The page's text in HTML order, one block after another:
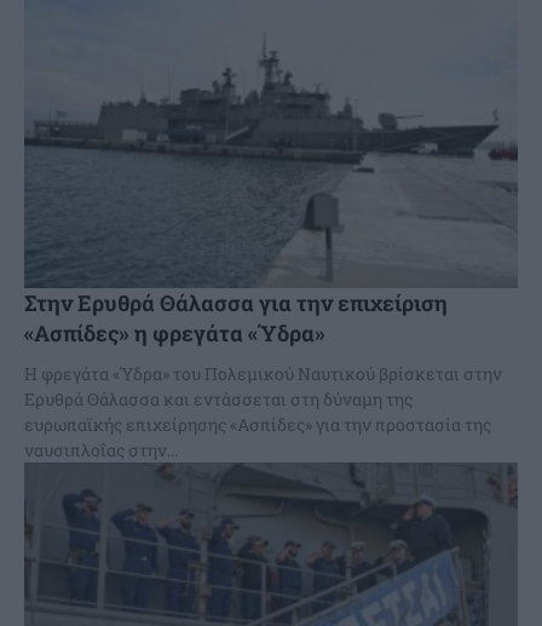
Στην Ερυθρά Θάλασσα για την επιχείριση
«Ασπίδες» η φρεγάτα «Ύδρα»
Η φρεγάτα «Ύδρα» του Πολεμικού Ναυτικού βρίσκεται στην
Ερυθρά Θάλασσα και εντάσσεται στη δύναμη της
ευρωπαϊκής επιχείρησης «Ασπίδες» για την προστασία της
ναυσιπλοΐας στην...